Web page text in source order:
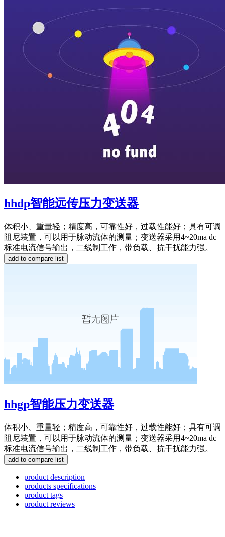
hhdp智能远传压力变送器
体积小、重量轻；精度高，可靠性好，过载性能好；具有可调
阻尼装置，可以用于脉动流体的测量；变送器采用4~20ma dc
标准电流信号输出，二线制工作，带负载、抗干扰能力强。
hhgp智能压力变送器
体积小、重量轻；精度高，可靠性好，过载性能好；具有可调
阻尼装置，可以用于脉动流体的测量；变送器采用4~20ma dc
标准电流信号输出，二线制工作，带负载、抗干扰能力强。
product description
products specifications
product tags
product reviews